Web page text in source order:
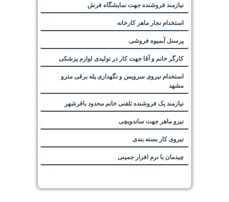
نیازمند فروشنده جهت نمایشگاه فرش
استخدام نجار ماهر کارخانه
پرسنل آبمیوه فروشی
کارگر خانم و آقا جهت کار در تولیدی لوازم پزشکی
استخدام نیروی سرویس و نگهداری پله برقی مترو
مشهد
نیازمند یک فروشنده تلفنی خانم محدود باقرشهر
نیرو ماهر جهت ساندویچی
نیروی کار بسته بندی
چیدمان با نرم افزار جمینی